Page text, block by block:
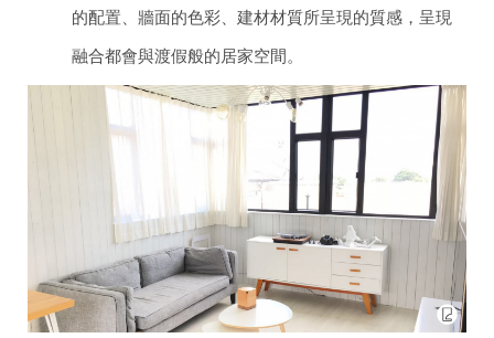
的配置、牆面的色彩、建材材質所呈現的質感，呈現
融合都會與渡假般的居家空間。